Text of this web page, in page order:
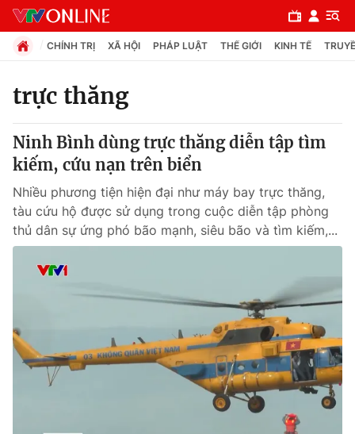
Chuyên mục
Chính trị
Xã hội
Pháp luật
Thế giới
Tin tức
Kinh tế
CHÍNH TRỊ XÃ HỘI PHÁP LUẬT THẾ GIỚI KINH TẾ
trực thăng
Ninh Bình dùng trực thăng diễn tập tìm
kiếm, cứu nạn trên biển
Nhiều phương tiện hiện đại như máy bay trực thăng,
tàu cứu hộ được sử dụng trong cuộc diễn tập phòng
thủ dân sự ứng phó bão mạnh, siêu bão và tìm kiếm,...